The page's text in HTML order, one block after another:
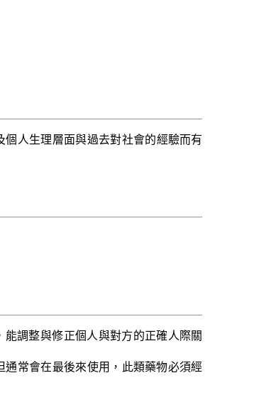
人生理層面與過去對社會的經驗而有
調整與修正個人與對方的正確人際關
常會在最後來使用，此類藥物必須經